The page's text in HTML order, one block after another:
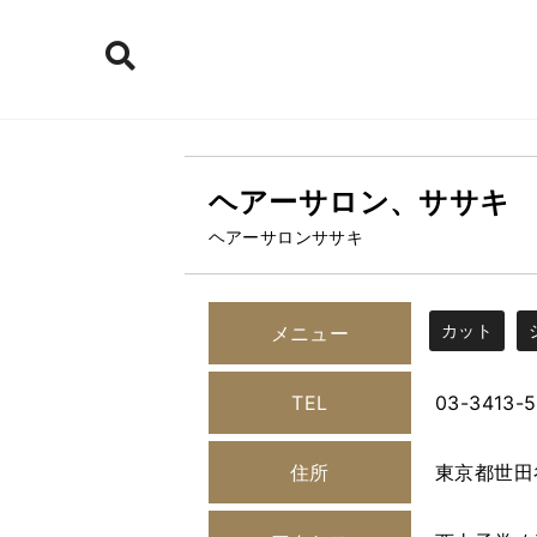
ヘアーサロン、ササキ
ヘアーサロンササキ
メニュー カット
TEL 03-3413-
住所 東京都世